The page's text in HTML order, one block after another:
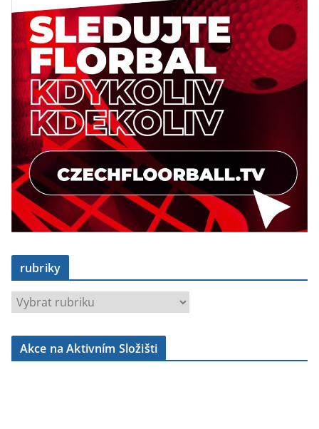
rubriky
u
b
Akce na Aktivním Složišti